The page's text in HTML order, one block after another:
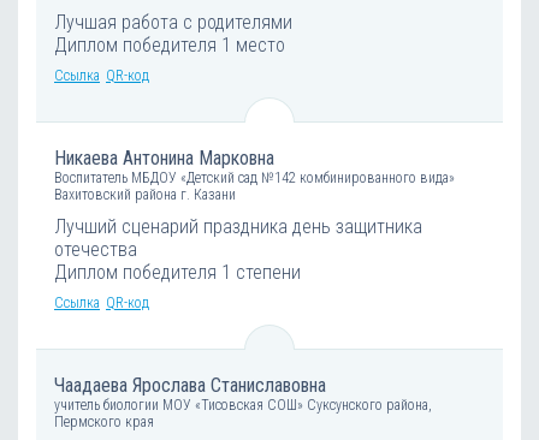
Лучшая работа с родителями
Диплом победителя 1 место
Ссылка QR-код
Никаева Антонина Марковна
Воспитатель МБДОУ «Детский сад №142 комбинированного вида»
Вахитовский района г. Казани
Лучший сценарий праздника день защитника
отечества
Диплом победителя 1 степени
Ссылка QR-код
Чаадаева Ярослава Станиславовна
учитель биологии МОУ «Тисовская СОШ» Суксунского района,
Пермского края